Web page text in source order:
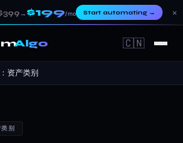
→ $199/mo Start automating→ ×
Algo 🇨🇳
资产类别
别